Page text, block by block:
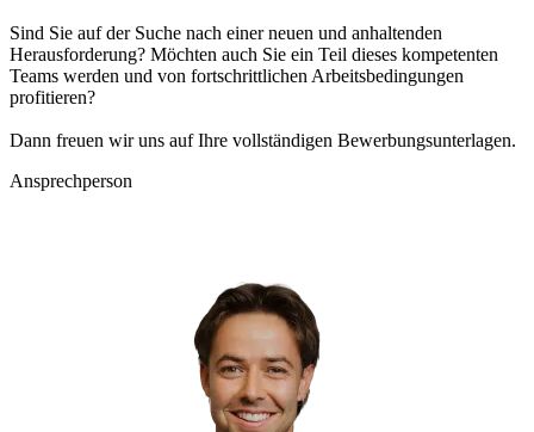
Sind Sie auf der Suche nach einer neuen und anhaltenden
Herausforderung? Möchten auch Sie ein Teil dieses kompetenten
Teams werden und von fortschrittlichen Arbeitsbedingungen
profitieren?
Dann freuen wir uns auf Ihre vollständigen Bewerbungsunterlagen.
Ansprechperson